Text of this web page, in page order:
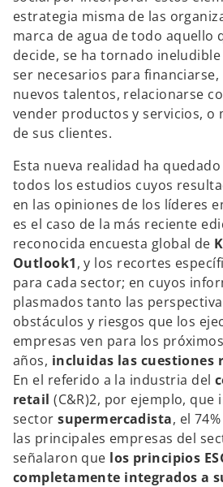
estrategia misma de las
marca de agua de todo aquello
decide, se ha tornado
ser necesarios para
nuevos talentos, relacionarse
vender productos y servicios, o
de sus clientes.
Esta nueva realidad ha
todos los estudios cuyos
en las opiniones de los líderes
es el caso de la más reciente
reconocida encuesta global de
Outlook1, y los recortes
para cada sector; en cuyos
plasmados tanto las
obstáculos y riesgos que los
empresas ven para los
años, incluidas las cuestiones
En el referido a la industria del
retail (C&R)2, por ejemplo, que
sectorsupermercadista, el
las principales empresas del
señalaron que los principios
completamente integrados a